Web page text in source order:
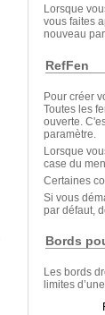
Lorsque
vous faites
nouveau
RefFen
Pour créer
Toutes les
ouverte.
paramètre.
Lorsque
case du
Certaines
Si vous
par défaut,
Bords
Les bords
limites